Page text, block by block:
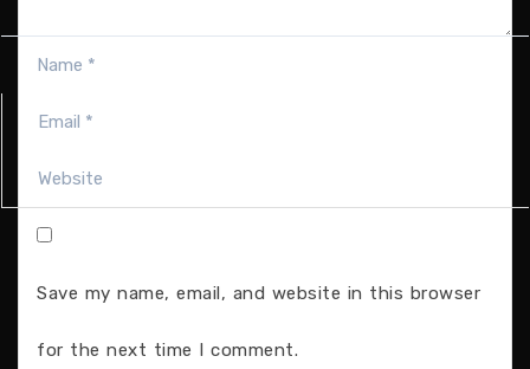
Save my name, email, and website in this browser
for the next time I comment.